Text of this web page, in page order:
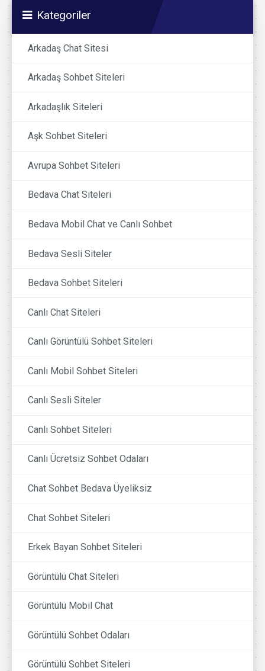
Kategoriler
Arkadaş Chat Sitesi
Arkadaş Sohbet Siteleri
Arkadaşlık Siteleri
Aşk Sohbet Siteleri
Avrupa Sohbet Siteleri
Bedava Chat Siteleri
Bedava Mobil Chat ve Canlı Sohbet
Bedava Sesli Siteler
Bedava Sohbet Siteleri
Canlı Chat Siteleri
Canlı Görüntülü Sohbet Siteleri
Canlı Mobil Sohbet Siteleri
Canlı Sesli Siteler
Canlı Sohbet Siteleri
Canlı Ücretsiz Sohbet Odaları
Chat Sohbet Bedava Üyeliksiz
Chat Sohbet Siteleri
Erkek Bayan Sohbet Siteleri
Görüntülü Chat Siteleri
Görüntülü Mobil Chat
Görüntülü Sohbet Odaları
Görüntülü Sohbet Siteleri